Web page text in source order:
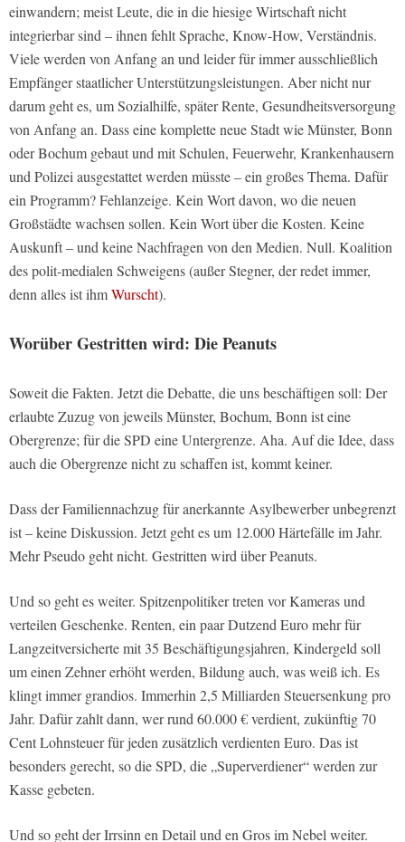
einwandern; meist Leute, die in die hiesige Wirtschaft nicht
integrierbar sind – ihnen fehlt Sprache, Know-How, Verständnis.
Viele werden von Anfang an und leider für immer ausschließlich
Empfänger staatlicher Unterstützungsleistungen. Aber nicht nur
darum geht es, um Sozialhilfe, später Rente, Gesundheitsversorgung
von Anfang an. Dass eine komplette neue Stadt wie Münster, Bonn
oder Bochum gebaut und mit Schulen, Feuerwehr, Krankenhausern
und Polizei ausgestattet werden müsste – ein großes Thema. Dafür
ein Programm? Fehlanzeige. Kein Wort davon, wo die neuen
Großstädte wachsen sollen. Kein Wort über die Kosten. Keine
Auskunft – und keine Nachfragen von den Medien. Null. Koalition
des polit-medialen Schweigens (außer Stegner, der redet immer,
denn alles ist ihmWurscht).
Worüber Gestritten wird: Die Peanuts
Soweit die Fakten. Jetzt die Debatte, die uns beschäftigen soll: Der
erlaubte Zuzug von jeweils Münster, Bochum, Bonn ist eine
Obergrenze; für die SPD eine Untergrenze. Aha. Auf die Idee, dass
auch die Obergrenze nicht zu schaffen ist, kommt keiner.
Dass der Familiennachzug für anerkannte Asylbewerber unbegrenzt
ist – keine Diskussion. Jetzt geht es um 12.000 Härtefälle im Jahr.
Mehr Pseudo geht nicht. Gestritten wird über Peanuts.
Und so geht es weiter. Spitzenpolitiker treten vor Kameras und
verteilen Geschenke. Renten, ein paar Dutzend Euro mehr für
Langzeitversicherte mit 35 Beschäftigungsjahren, Kindergeld soll
um einen Zehner erhöht werden, Bildung auch, was weiß ich. Es
klingt immer grandios. Immerhin 2,5 Milliarden Steuersenkung pro
Jahr. Dafür zahlt dann, wer rund 60.000 € verdient, zukünftig 70
Cent Lohnsteuer für jeden zusätzlich verdienten Euro. Das ist
besonders gerecht, so die SPD, die „Superverdiener“ werden zur
Kasse gebeten.
Und so geht der Irrsinn en Detail und en Gros im Nebel weiter.